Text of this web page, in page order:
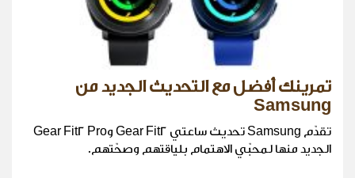
تمرينك أفضل مع التحديث الجديد من
Samsung
تقدّم Samsung تحديث ساعتي Gear Fit2 وGear Fit2 Pro
الجديد منها لمحبّي الاهتمام بلياقتهم وصحّتهم.